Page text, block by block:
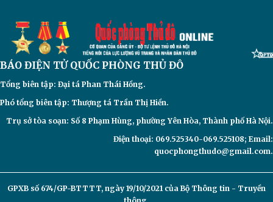
BÁO ĐIỆN TỬQUỐC PHÒNG THỦ ĐÔ
Tổng biên tập: Đại tá Phan Thái Hồng.
Phó tổng biên tập: Thượng tá Trần Thị Hiền.
Trụ sở tòa soạn: Số 8 Phạm Hùng, phường Yên Hòa, Thành phố Hà Nội.
Điện thoại: 069.525340-069.525108; Email:
quocphongthudo@gmail.com.
GPXB số 674/GP-BTTTT, ngày 19/10/2021 của Bộ Thông tin - Truyền